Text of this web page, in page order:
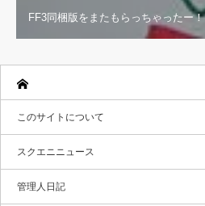
FF3同梱版をまたもらっちゃったー！
このサイトについて
スクエニニュース
管理人日記